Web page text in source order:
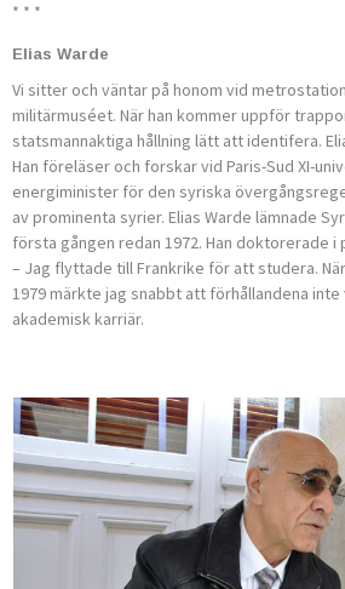
* * *
Elias Warde
Vi sitter och väntar på honom vid
militärmuséet. När han kommer uppför
statsmannaktiga hållning lätt att identifera.
Han föreläser och forskar vid Paris-Sud XI-
energiminister för den syriska
av prominenta syrier. Elias Warde lämnade
första gången redan 1972. Han doktorerade i
– Jag flyttade till Frankrike för att studera.
1979 märkte jag snabbt att förhållandena
akademisk karriär.